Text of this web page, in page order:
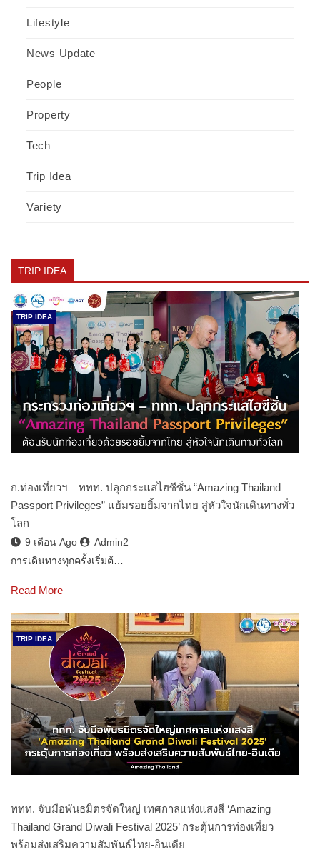
Lifestyle
News Update
People
Property
Tech
Trip Idea
Variety
TRIP IDEA
TRIP IDEA
ก.ท่องเที่ยวฯ – ททท. ปลุกกระแสไฮซีซั่น “Amazing Thailand
Passport Privileges” แย้มรอยยิ้มจากไทย สู่หัวใจนักเดินทางทั่ว
โลก
9 เดือน Ago
Admin2
การเดินทางทุกครั้งเริ่มต้…
Read More
TRIP IDEA
ททท. จับมือพันธมิตรจัดใหญ่ เทศกาลแห่งแสงสี ‘Amazing
Thailand Grand Diwali Festival 2025’ กระตุ้นการท่องเที่ยว
พร้อมส่งเสริมความสัมพันธ์ไทย-อินเดีย